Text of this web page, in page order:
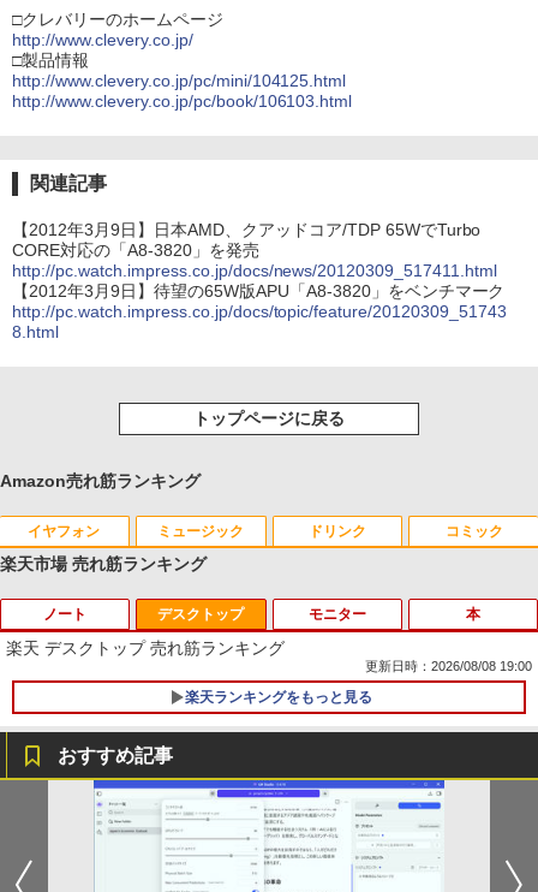
□クレバリーのホームページ
http://www.clevery.co.jp/
□製品情報
http://www.clevery.co.jp/pc/mini/104125.html
http://www.clevery.co.jp/pc/book/106103.html
関連記事
【2012年3月9日】日本AMD、クアッドコア/TDP 65WでTurbo
CORE対応の「A8-3820」を発売
http://pc.watch.impress.co.jp/docs/news/20120309_517411.html
【2012年3月9日】待望の65W版APU「A8-3820」をベンチマーク
http://pc.watch.impress.co.jp/docs/topic/feature/20120309_51743
8.html
トップページに戻る
Amazon売れ筋ランキング
イヤフォン
Anker Soundcore P40i オフホワイト
￥7,990
￥5,990
ミュージック
BRUCE WAYNE feat. Flo Milli, ATL Jacob
[Explicit]
￥250
[Explicit]
￥250
ドリンク
by Amazon 天然水 ラベルレス 500ml ×24本
富士山の天然水 バナジウム含有 水 ミネラル
ウォーター ペットボトル 静岡県産 500ミリリ
ットル (Smart Basic)
【Amazon.co.jp限定】 い・ろ・は・す 2L P
ET ラベルレス ×8本
￥1,112
コミック
薬屋のひとりごと 17巻 (デジタル版ビッグガ
ンガンコミックス)
￥770
エース)
￥832
楽天市場 売れ筋ランキング
ノート
1
【中古】 富士通 LIFEBOOK A A561/D C
eleron B710 1.6GHz Windows7世代のP
￥3,500
デスクトップ
楽天 デスクトップ 売れ筋ランキング
更新日時：2026/08/08 19:00
楽天ランキングをもっと見る
モニター
【中古良品】【安心保証】Princeton 21.
5型ワイドカラー液晶ディスプレイ PTF
WDE-22W / PTFBDE-22W ブラック/ ホ
ワイト色 スピーカー搭載 プリンストン
本
【3千円以上送料無料】世界の歴史 集英
社版学習まんが 18巻セット／高井啓介
￥19,800
おすすめ記事